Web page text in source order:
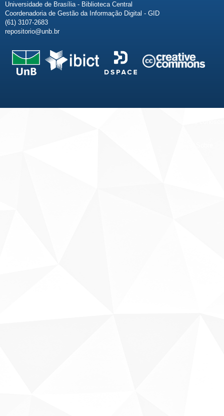
Universidade de Brasília - Biblioteca Central
Coordenadoria de Gestão da Informação Digital - GID
(61) 3107-2683
repositorio@unb.br